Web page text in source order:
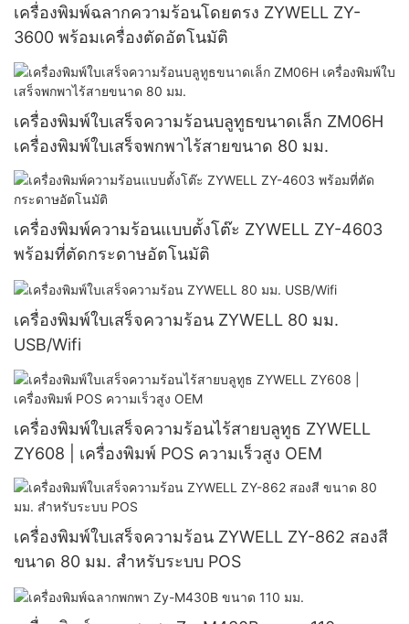
เครื่องพิมพ์ฉลากความร้อนโดยตรง ZYWELL ZY-
3600 พร้อมเครื่องตัดอัตโนมัติ
เครื่องพิมพ์ใบเสร็จความร้อนบลูทูธขนาดเล็ก ZM06H
เครื่องพิมพ์ใบเสร็จพกพาไร้สายขนาด 80 มม.
เครื่องพิมพ์ความร้อนแบบตั้งโต๊ะ ZYWELL ZY-4603
พร้อมที่ตัดกระดาษอัตโนมัติ
เครื่องพิมพ์ใบเสร็จความร้อน ZYWELL 80 มม.
USB/Wifi
เครื่องพิมพ์ใบเสร็จความร้อนไร้สายบลูทูธ ZYWELL
ZY608 | เครื่องพิมพ์ POS ความเร็วสูง OEM
เครื่องพิมพ์ใบเสร็จความร้อน ZYWELL ZY-862 สองสี
ขนาด 80 มม. สำหรับระบบ POS